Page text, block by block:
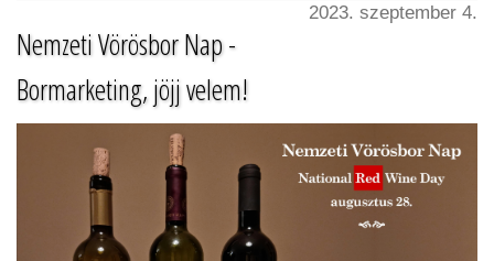
2023. szeptember 4.
Nemzeti Vörösbor Nap -
Bormarketing, jöjj velem!